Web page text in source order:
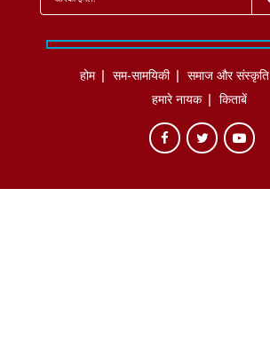
होम सम-सामयिकी समाज और संस्कृति
हमारे नायक
किताबें